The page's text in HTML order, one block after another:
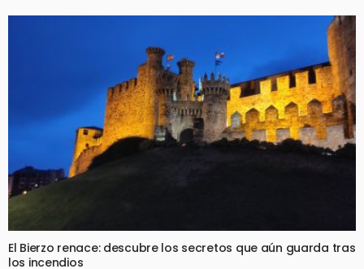
El Bierzo renace: descubre los secretos que aún guarda tras
los incendios